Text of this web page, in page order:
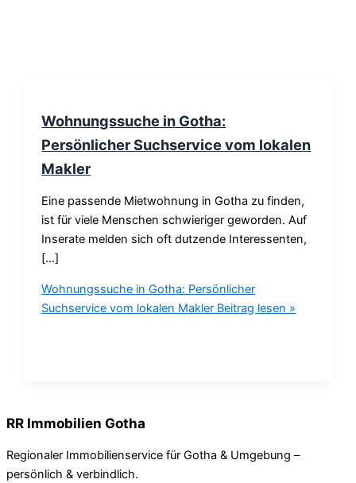
Wohnungssuche in Gotha:
Persönlicher Suchservice vom lokalen
Makler
Eine passende Mietwohnung in Gotha zu finden,
ist für viele Menschen schwieriger geworden. Auf
Inserate melden sich oft dutzende Interessenten,
[…]
Wohnungssuche in Gotha: Persönlicher
Suchservice vom lokalen Makler Beitrag lesen »
RR Immobilien Gotha
Regionaler Immobilienservice für Gotha & Umgebung –
persönlich & verbindlich.